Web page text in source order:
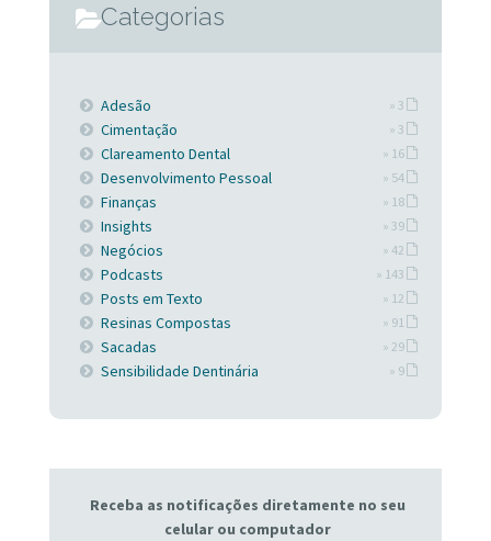
Categorias
Adesão » 3
Cimentação » 3
Clareamento Dental » 16
Desenvolvimento Pessoal » 54
Finanças » 18
Insights » 39
Negócios » 42
Podcasts » 143
Posts em Texto » 12
Resinas Compostas » 91
Sacadas » 29
Sensibilidade Dentinária » 9
Receba as notificações diretamente no seu
celular ou computador